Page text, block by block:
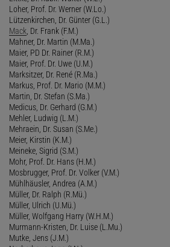
Loher, Prof. Dr. Werner (W.Lo.)
Lützenkirchen, Dr. Günter (G.L.)
Mack , Dr. Frank (F.M.)
Mahner, Dr. Martin (M.Ma.)
Maier, PD Dr. Rainer (R.M.)
Maier, Prof. Dr. Uwe (U.M.)
Marksitzer, Dr. René (R.Ma.)
Markus, Prof. Dr. Mario (M.M.)
Martin, Dr. Stefan (S.Ma.)
Medicus, Dr. Gerhard (G.M.)
Mehler, Ludwig (L.M.)
Mehraein, Dr. Susan (S.Me.)
Meier, Kirstin (K.M.)
Meineke, Sigrid (S.M.)
Mohr, Prof. Dr. Hans (H.M.)
Mosbrugger, Prof. Dr. Volker (V.M.)
Mühlhäusler, Andrea (A.M.)
Müller, Dr. Ralph (R.Mü.)
Müller, Ulrich (U.Mü.)
Müller, Wolfgang Harry (W.H.M.)
Murmann-Kristen, Dr. Luise (L.Mu.)
Mutke, Jens (J.M.)